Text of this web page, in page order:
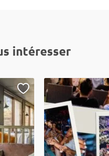
intéresser